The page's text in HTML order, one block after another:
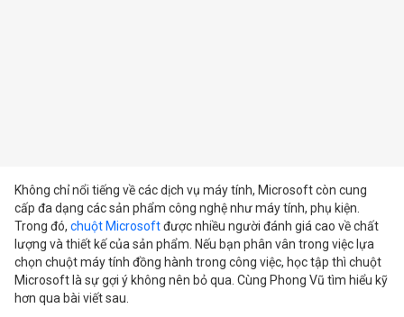
Không chỉ nổi tiếng về các dịch vụ máy tính, Microsoft còn cung
cấp đa dạng các sản phẩm công nghệ như máy tính, phụ kiện.
Trong đó, chuột Microsoftđược nhiều người đánh giá cao về chất
lượng và thiết kế của sản phẩm. Nếu bạn phân vân trong việc lựa
chọn chuột máy tính đồng hành trong công việc, học tập thì chuột
Microsoft là sự gợi ý không nên bỏ qua. Cùng Phong Vũ tìm hiểu kỹ
hơn qua bài viết sau.